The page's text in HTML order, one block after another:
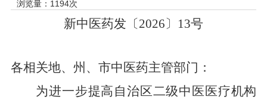
浏览量： 1194次
新中医药发〔2026〕 13号
各相关地、州、市中医药主管部门：
为进一步提高自治区二级中医医疗机构